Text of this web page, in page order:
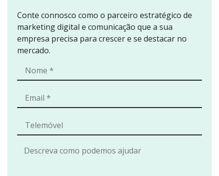
Conte connosco como o parceiro estratégico de
marketing digital e comunicação que a sua
empresa precisa para crescer e se destacar no
mercado.